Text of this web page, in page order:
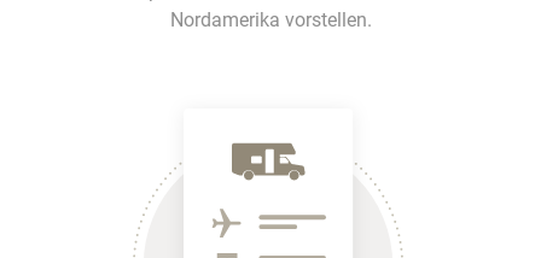
Nordamerika vorstellen.